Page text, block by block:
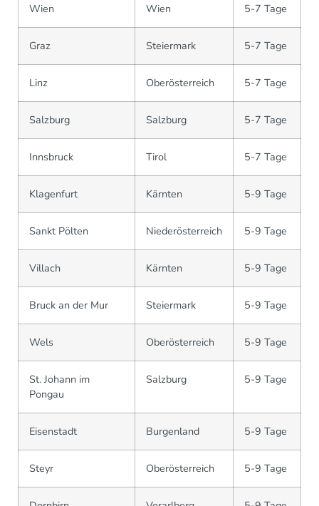
Wien Wien 5-7 Tage
Graz Steiermark 5-7 Tage
Linz Oberösterreich 5-7 Tage
Salzburg Salzburg 5-7 Tage
Innsbruck Tirol 5-7 Tage
Klagenfurt Kärnten 5-9 Tage
Sankt Pölten Niederösterreich 5-9 Tage
Villach Kärnten 5-9 Tage
Bruck an der Mur Steiermark 5-9 Tage
Wels Oberösterreich 5-9 Tage
St. Johann im
Pongau
Salzburg 5-9 Tage
Eisenstadt Burgenland 5-9 Tage
Steyr Oberösterreich 5-9 Tage